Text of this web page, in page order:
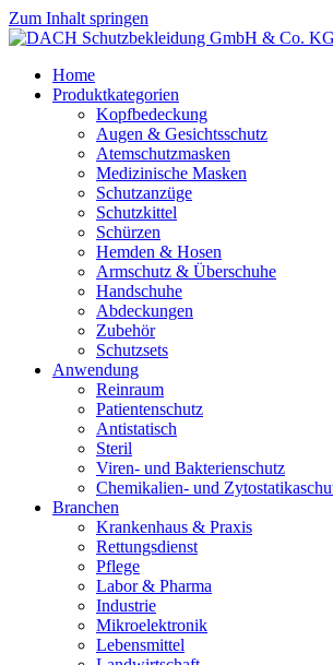
Zum Inhalt springen
Home
Produktkategorien
Kopfbedeckung
Augen & Gesichtsschutz
Atemschutzmasken
Medizinische Masken
Schutzanzüge
Schutzkittel
Schürzen
Hemden & Hosen
Armschutz & Überschuhe
Handschuhe
Abdeckungen
Zubehör
Schutzsets
Anwendung
Reinraum
Patientenschutz
Antistatisch
Steril
Viren- und Bakterienschutz
Chemikalien- und
Branchen
Krankenhaus & Praxis
Rettungsdienst
Pflege
Labor & Pharma
Industrie
Mikroelektronik
Lebensmittel